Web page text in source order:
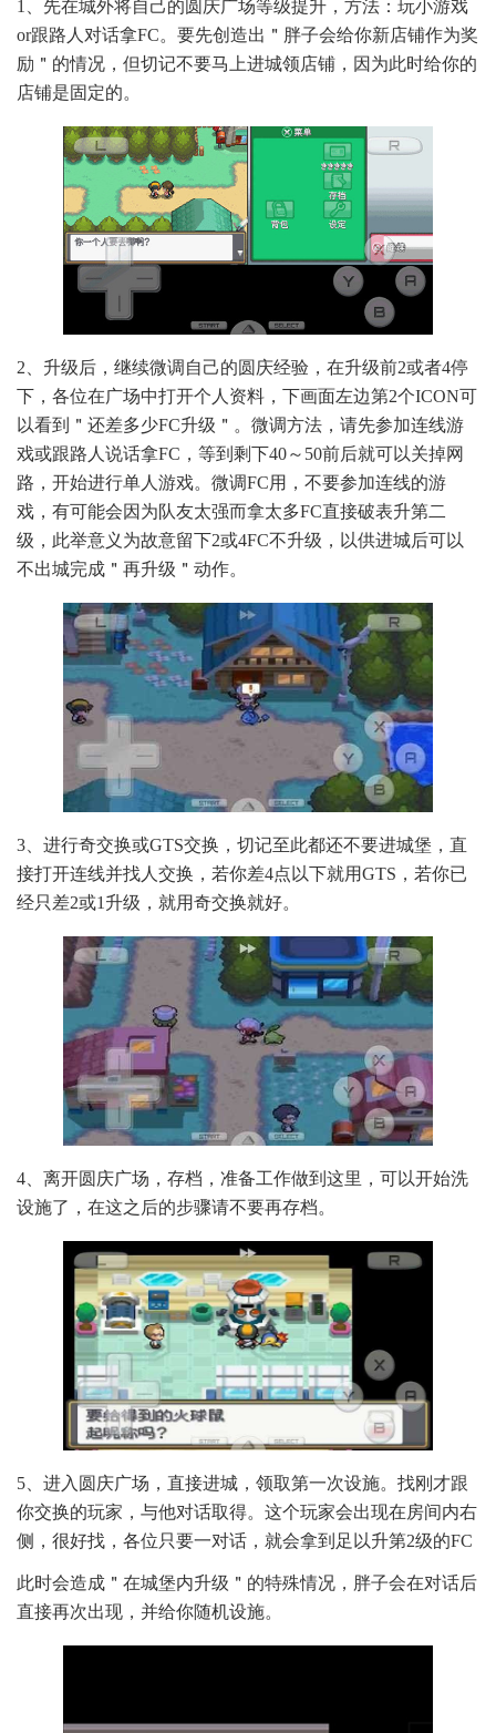
1、先在城外将自己的圆庆广场等级提升，方法：玩小游戏
or跟路人对话拿FC。要先创造出＂胖子会给你新店铺作为奖
励＂的情况，但切记不要马上进城领店铺，因为此时给你的
店铺是固定的。
2、升级后，继续微调自己的圆庆经验，在升级前2或者4停
下，各位在广场中打开个人资料，下画面左边第2个ICON可
以看到＂还差多少FC升级＂。微调方法，请先参加连线游
戏或跟路人说话拿FC，等到剩下40～50前后就可以关掉网
路，开始进行单人游戏。微调FC用，不要参加连线的游
戏，有可能会因为队友太强而拿太多FC直接破表升第二
级，此举意义为故意留下2或4FC不升级，以供进城后可以
不出城完成＂再升级＂动作。
3、进行奇交换或GTS交换，切记至此都还不要进城堡，直
接打开连线并找人交换，若你差4点以下就用GTS，若你已
经只差2或1升级，就用奇交换就好。
4、离开圆庆广场，存档，准备工作做到这里，可以开始洗
设施了，在这之后的步骤请不要再存档。
5、进入圆庆广场，直接进城，领取第一次设施。找刚才跟
你交换的玩家，与他对话取得。这个玩家会出现在房间内右
侧，很好找，各位只要一对话，就会拿到足以升第2级的FC
此时会造成＂在城堡内升级＂的特殊情况，胖子会在对话后
直接再次出现，并给你随机设施。